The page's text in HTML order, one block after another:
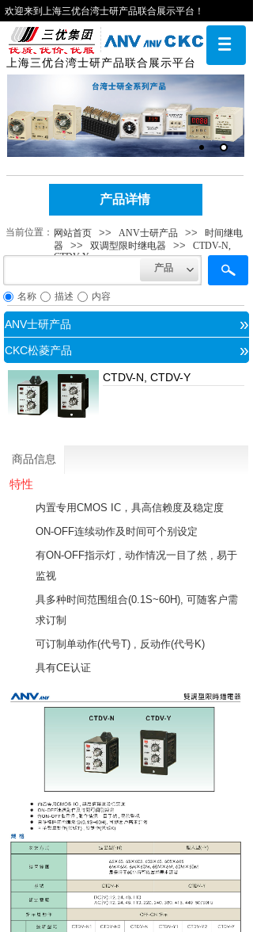
欢迎来到上海三优台湾士研产品联合展示平台！
上海三优台湾士研产品联合展示平台
产品详情
当前位​​置： 网站首页 >> ANV士研产品 >>
时间继电
器
>> 双调型限时继电器 >>
CTDV-N,
CTDV-Y
产品
名称 描述 内容
ANV士研产品 »
CKC松菱产品 »
CTDV-N, CTDV-Y
商品信息
特性
内置专用CMOS IC，具高信赖度及稳定度
ON-OFF连续动作及时间可个别设定
有ON-OFF指示灯 , 动作情况一目了然 , 易于
监视
具多种时间范围组合(0.1S~60H), 可随客户需
求订制
可订制单动作(代号T) , 反动作(代号K)
具有CE认证